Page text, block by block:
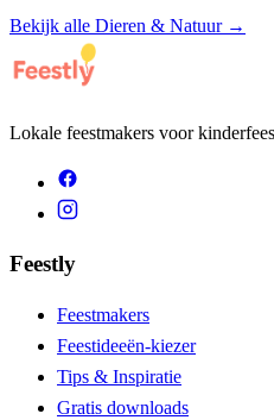
Bekijk alle Dieren & Natuur→
Lokale feestmakers voor
Feestly
Feestmakers
Feestideeën-kiezer
Tips & Inspiratie
Gratis downloads